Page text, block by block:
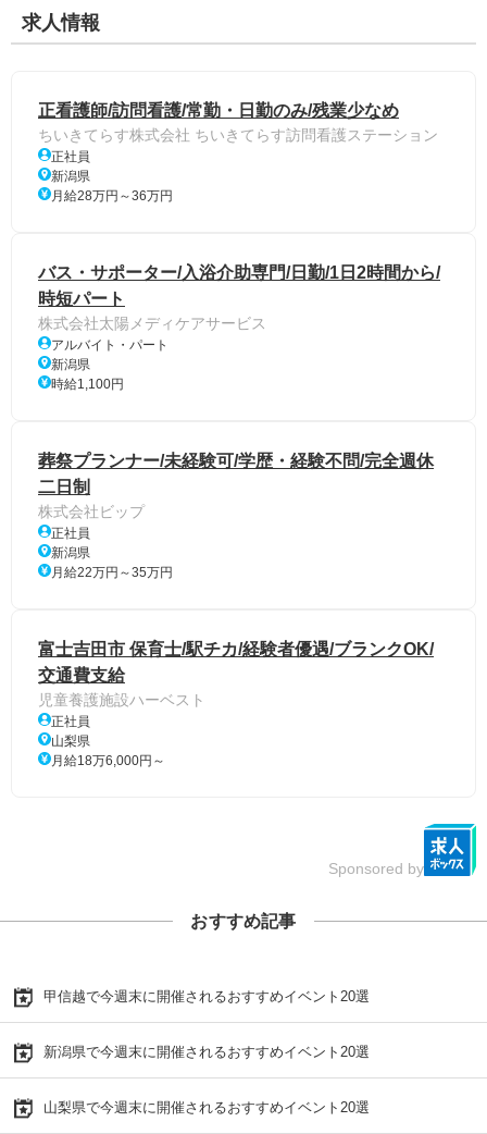
求人情報
正看護師/訪問看護/常勤・日勤のみ/残業少なめ
ちいきてらす株式会社 ちいきてらす訪問看護ステーション
正社員
新潟県
月給28万円～36万円
バス・サポーター/入浴介助専門/日勤/1日2時間から/
時短パート
株式会社太陽メディケアサービス
アルバイト・パート
新潟県
時給1,100円
葬祭プランナー/未経験可/学歴・経験不問/完全週休
二日制
株式会社ビップ
正社員
新潟県
月給22万円～35万円
富士吉田市 保育士/駅チカ/経験者優遇/ブランクOK/
交通費支給
児童養護施設ハーベスト
正社員
山梨県
月給18万6,000円～
Sponsored by
おすすめ記事
甲信越で今週末に開催されるおすすめイベント20選
新潟県で今週末に開催されるおすすめイベント20選
山梨県で今週末に開催されるおすすめイベント20選